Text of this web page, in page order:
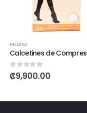
MEDIAS
0out of 5
₡9,900.00